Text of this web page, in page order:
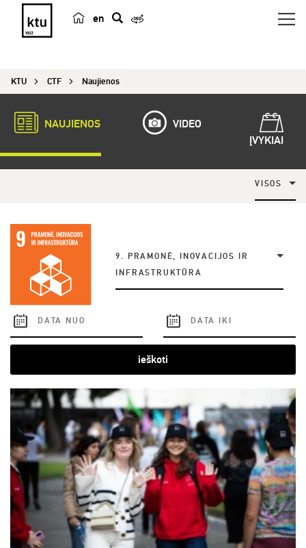
en
e
KTU CTF Naujienos
NAUJIENOS
VIDEO
ĮVYKIAI
VISOS
9. PRAMONĖ, INOVACIJOS IR
INFRASTRUKTŪRA
ieškoti